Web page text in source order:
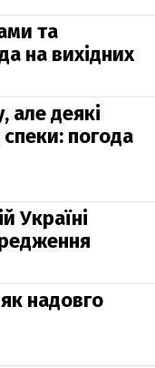
та
на вихідних
але деякі
спеки: погода
Україні
надовго